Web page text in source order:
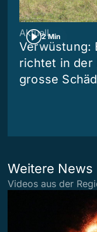
2 Min
Aktuell
Verwüstung:
richtet in der
grosse
Weitere News
Videos aus der